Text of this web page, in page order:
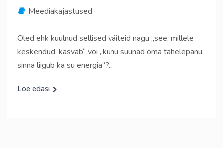
Meediakajastused
Oled ehk kuulnud sellised väiteid nagu „see, millele
keskendud, kasvab“ või „kuhu suunad oma tähelepanu,
sinna liigub ka su energia“?...
Loe edasi